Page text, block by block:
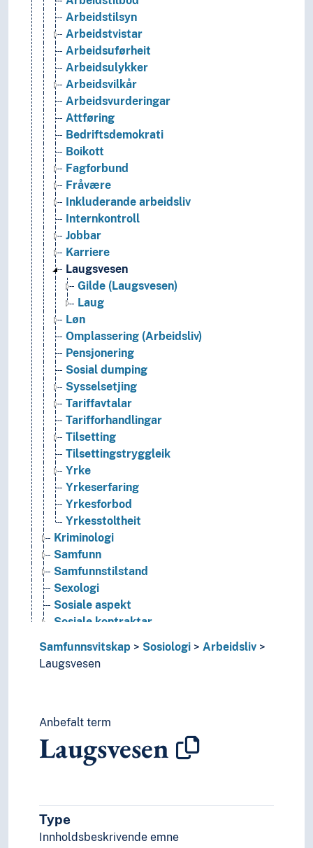
Arbeidstilsyn
Arbeidstvistar
Arbeidsuførheit
Arbeidsulykker
Arbeidsvilkår
Arbeidsvurderingar
Attføring
Bedriftsdemokrati
Boikott
Fagforbund
Fråvære
Inkluderande arbeidsliv
Internkontroll
Jobbar
Karriere
Laugsvesen
Gilde (Laugsvesen)
Laug
Løn
Omplassering (Arbeidsliv)
Pensjonering
Sosial dumping
Sysselsetjing
Tariffavtalar
Tarifforhandlingar
Tilsetting
Tilsettingstryggleik
Yrke
Yrkeserfaring
Yrkesforbod
Yrkesstoltheit
Kriminologi
Samfunn
Samfunnstilstand
Sexologi
Sosiale aspekt
Sosiale kontraktar
Sosiale problem
Sosiale prosessar
Sosiale relasjonar
Sosiale strukturar
Sosiologiske teoriar
Statistikk
Statsvitskap
Teori og metode (Samfunnsvitskap)
Samfunnsvitskap Sosiologi
Arbeidsliv
Laugsvesen
Anbefalt term
Laugsvesen
Type
Innholdsbeskrivende emne